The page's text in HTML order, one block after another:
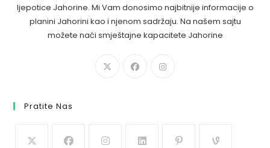
ljepotice Jahorine. Mi Vam donosimo najbitnije informacije o
planini Jahorini kao i njenom sadržaju. Na našem sajtu
možete naći smještajne kapacitete Jahorine
Pratite Nas